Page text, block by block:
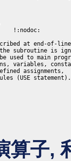
!:nodoc:
at end-of-
subroutine is
used to main
variables,
assignments,
(USE statement).
算子,